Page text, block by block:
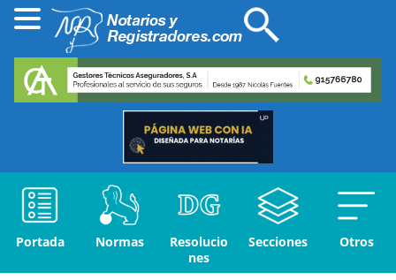
Portada Normas
Resolucio
nes
Secciones Otros